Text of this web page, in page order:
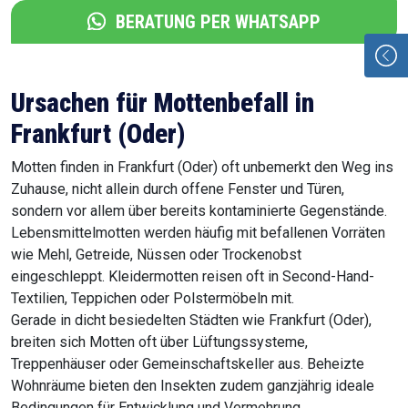
BERATUNG PER WHATSAPP
Ursachen für Mottenbefall in
Frankfurt (Oder)
Motten finden in Frankfurt (Oder) oft unbemerkt den Weg ins
Zuhause, nicht allein durch offene Fenster und Türen,
sondern vor allem über bereits kontaminierte Gegenstände.
Lebensmittelmotten werden häufig mit befallenen Vorräten
wie Mehl, Getreide, Nüssen oder Trockenobst
eingeschleppt. Kleidermotten reisen oft in Second-Hand-
Textilien, Teppichen oder Polstermöbeln mit.
Gerade in dicht besiedelten Städten wie Frankfurt (Oder),
breiten sich Motten oft über Lüftungssysteme,
Treppenhäuser oder Gemeinschaftskeller aus. Beheizte
Wohnräume bieten den Insekten zudem ganzjährig ideale